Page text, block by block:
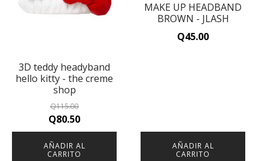
3D teddy headyband
hello kitty - the creme
shop
Q115.00
Original
price
was:
Q80.50Current
price
is:
AÑADIR AL
CARRITO
MAKE UP HEADBAND
BROWN - JLASH
Q45.00
AÑADIR AL
CARRITO